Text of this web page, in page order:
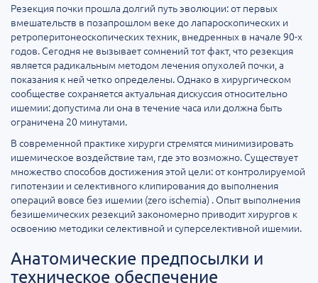
Резекция почки прошла долгий путь эволюции: от первых
вмешательств в позапрошлом веке до лапароскопических и
ретроперитонеоскопических техник, внедренных в начале 90-х
годов. Сегодня не вызывает сомнений тот факт, что резекция
является радикальным методом лечения опухолей почки, а
показания к ней четко определены. Однако в хирургическом
сообществе сохраняется актуальная дискуссия относительно
ишемии: допустима ли она в течение часа или должна быть
ограничена 20 минутами.
В современной практике хирурги стремятся минимизировать
ишемическое воздействие там, где это возможно. Существует
множество способов достижения этой цели: от контролируемой
гипотензии и селективного клипирования до выполнения
операций вовсе без ишемии (zero ischemia) . Опыт выполнения
безишемических резекций закономерно приводит хирургов к
освоению методики селективной и суперселективной ишемии.
Анатомические предпосылки и
техническое обеспечение